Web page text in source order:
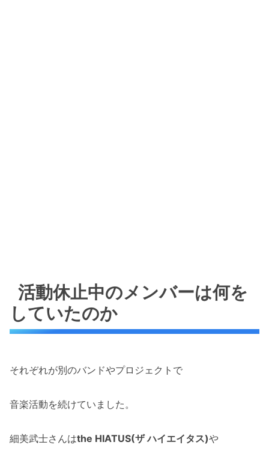
活動休止中のメンバーは何を
していたのか
それぞれが別のバンドやプロジェクトで
音楽活動を続けていました。
細美武士さんはthe HIATUS(ザ ハイエイタス)や